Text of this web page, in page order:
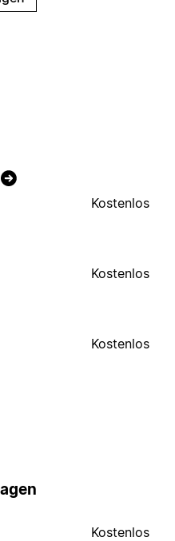
Kostenlos
Kostenlos
Kostenlos
Kostenlos